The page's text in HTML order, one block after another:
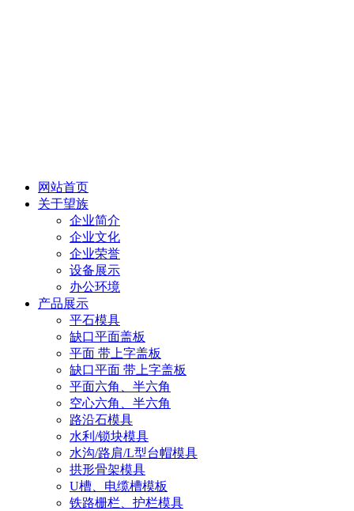
网站首页
关于望族
企业简介
企业文化
企业荣誉
设备展示
办公环境
产品展示
平石模具
缺口平面盖板
平面 带上字盖板
缺口平面 带上字盖板
平面六角、半六角
空心六角、半六角
路沿石模具
水利/锁块模具
水沟/路肩/L型台帽模具
拱形骨架模具
U槽、电缆槽模板
铁路栅栏、护栏模具